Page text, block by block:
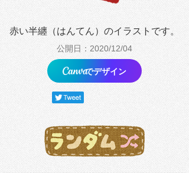
赤い半纏（はんてん）のイラストです。
公開日：2020/12/04
でデザイン